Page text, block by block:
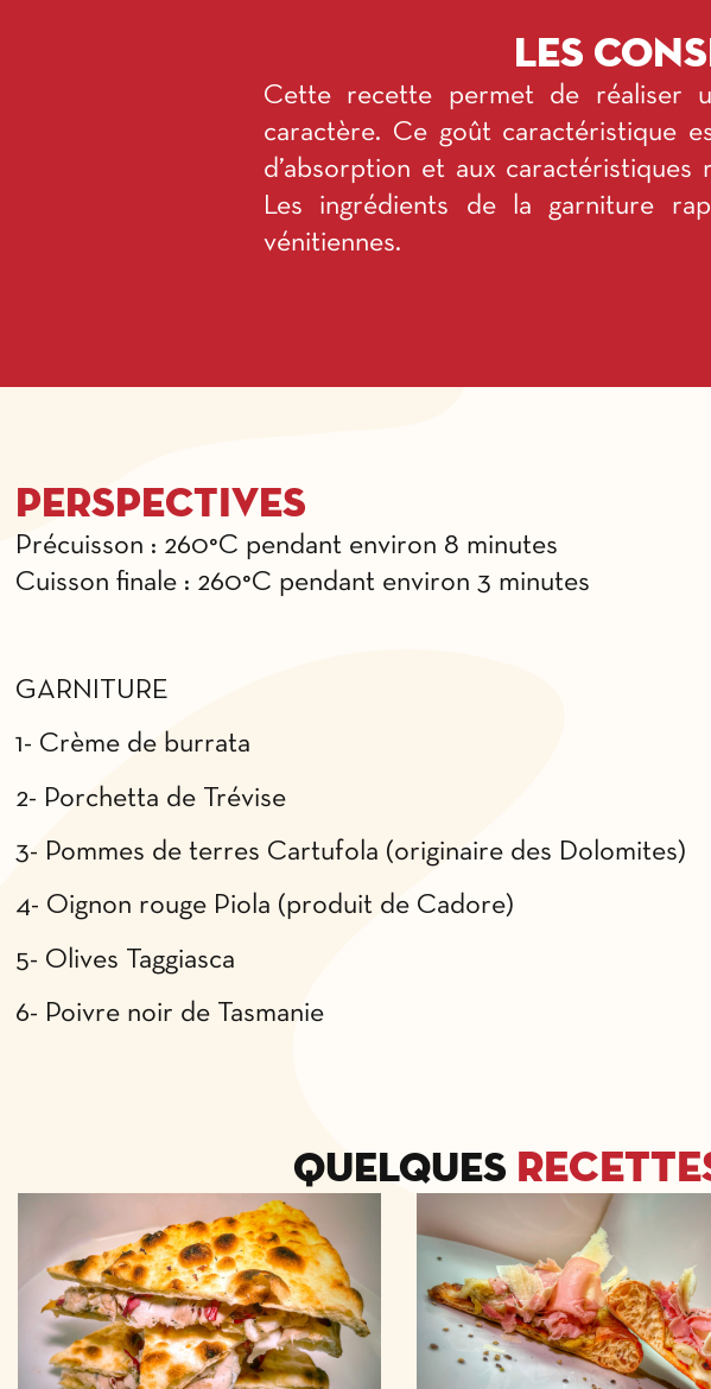
Les
Cette recette permet de réaliser
caractère. Ce goût caractéristique
d’absorption et aux
Les ingrédients de la garniture
vénitiennes.
Perspectives
Précuisson : 260°C pendant environ 8 minutes
Cuisson finale : 260°C pendant environ 3 minutes
GARNITURE
1- Crème de burrata
2- Porchetta de Trévise
3- Pommes de terres Cartufola (originaire des Dolomites)
4- Oignon rouge Piola (produit de Cadore)
5- Olives Taggiasca
6- Poivre noir de Tasmanie
Quelques